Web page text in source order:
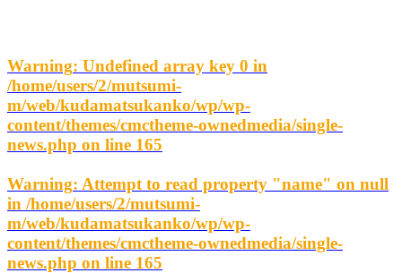
Warning: Undefined array key 0 in
/home/users/2/mutsumi-
m/web/kudamatsukanko/wp/wp-
content/themes/cmctheme-ownedmedia/single-
news.php on line 165
Warning: Attempt to read property "name" on null
in /home/users/2/mutsumi-
m/web/kudamatsukanko/wp/wp-
content/themes/cmctheme-ownedmedia/single-
news.php on line 165